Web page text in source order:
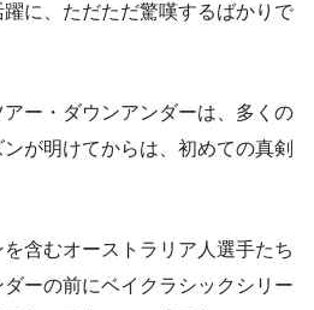
に、ただただ驚嘆するばかりで
ー・ダウンアンダーは、多くの
が明けてからは、初めての真剣
含むオーストラリア人選手たち
ーの前にベイクラシックシリー